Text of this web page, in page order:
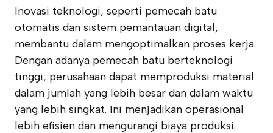
Inovasi teknologi, seperti pemecah batu
otomatis dan sistem pemantauan digital,
membantu dalam mengoptimalkan proses kerja.
Dengan adanya pemecah batu berteknologi
tinggi, perusahaan dapat memproduksi material
dalam jumlah yang lebih besar dan dalam waktu
yang lebih singkat. Ini menjadikan operasional
lebih efisien dan mengurangi biaya produksi.